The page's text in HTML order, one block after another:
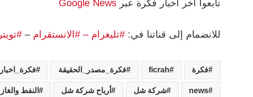
تابعوا آخر أخبار فكرة عبر Google News
للانضمام إلى قناتنا في: #تليغرام– #الانستقرام – #تويتر
فكرة ficrah فكرة_مصدر_الحقيقة فكرة_اخبار
news شركة شل أرباح شركة شل النفط والغاز